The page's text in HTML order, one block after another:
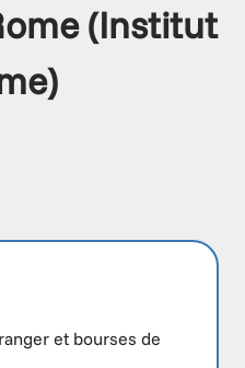
(Institut
et bourses de